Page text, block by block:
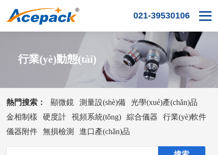
021-39530106
行業(yè)動態(tài)
熱門搜索： 顯微鏡 測量設(shè)備
光學(xué)產(chǎn)品
金相制樣
硬度計 視頻系統(tǒng) 綜合儀器
行業(yè)軟件
儀器附件
無損檢測 進口產(chǎn)品